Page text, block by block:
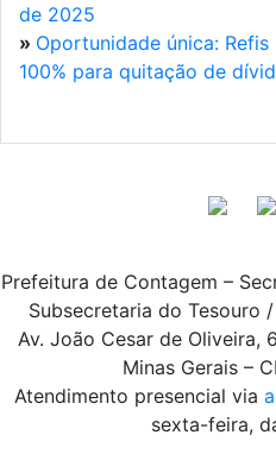
de 2025
» Oportunidade única:
100% para quitação de
Prefeitura de Contagem –
Subsecretaria do Tesouro
Av. João Cesar de Oliveira,
Minas Gerais –
Atendimento presencial via
sexta-feira,